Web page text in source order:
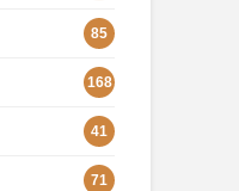
85
168
41
71